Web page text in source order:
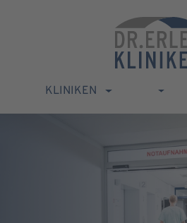
KLINIKEN